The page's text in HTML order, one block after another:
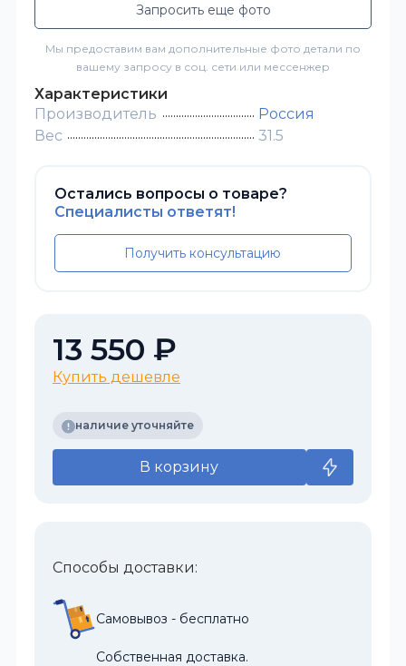
Запросить еще фото
Мы предоставим вам дополнительные фото детали по
вашему запросу в соц. сети или мессенжер
Характеристики
Производитель
Россия
Вес
31.5
Остались вопросы о товаре?
Специалисты ответят!
Получить консультацию
13 550 ₽
Купить дешевле
наличие уточняйте
В корзину
Способы доставки:
Самовывоз - бесплатно
Собственная доставка.